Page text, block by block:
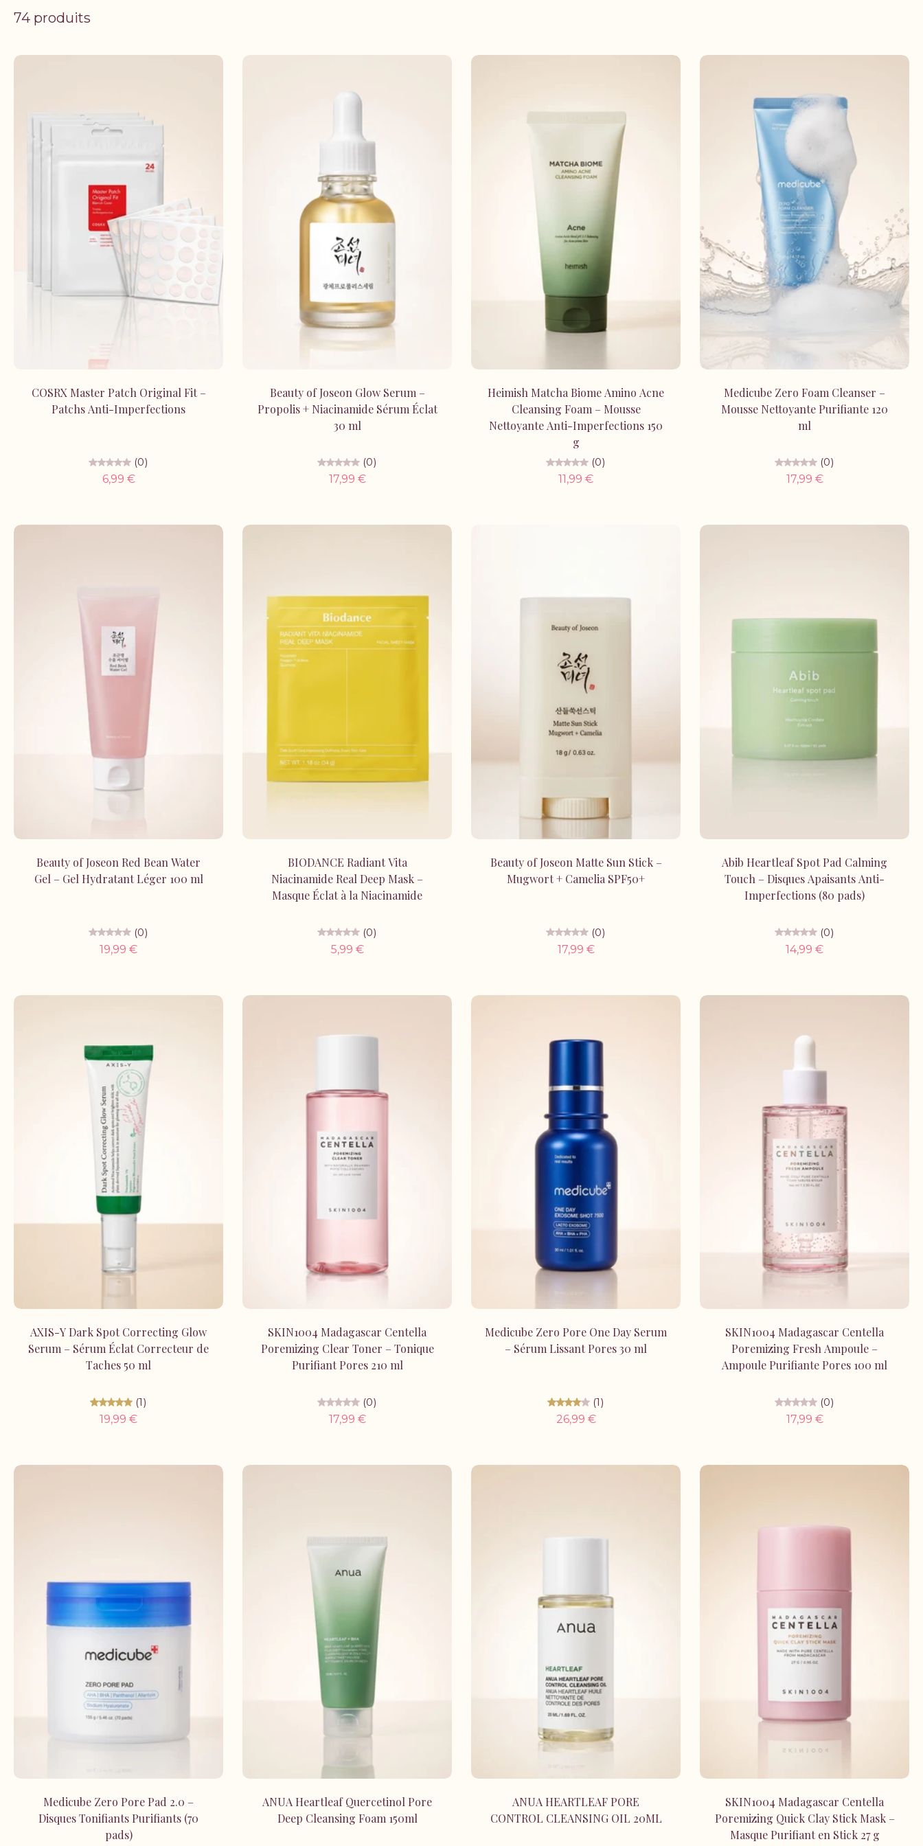
74 produits
COSRX Master Patch Original Fit –
Patchs Anti-Imperfections
(0)
6,99 €
Beauty of Joseon Glow Serum –
Propolis + Niacinamide Sérum Éclat
30 ml
(0)
17,99 €
Heimish Matcha Biome Amino Acne
Cleansing Foam – Mousse
Nettoyante Anti-Imperfections 150
g
(0)
11,99 €
Medicube Zero Foam Cleanser –
Mousse Nettoyante Purifiante 120
ml
(0)
17,99 €
Beauty of Joseon Red Bean Water
Gel – Gel Hydratant Léger 100 ml
(0)
19,99 €
BIODANCE Radiant Vita
Niacinamide Real Deep Mask –
Masque Éclat à la Niacinamide
(0)
5,99 €
Beauty of Joseon Matte Sun Stick –
Mugwort + Camelia SPF50+
(0)
17,99 €
Abib Heartleaf Spot Pad Calming
Touch – Disques Apaisants Anti-
Imperfections (80 pads)
(0)
14,99 €
AXIS-Y Dark Spot Correcting Glow
Serum – Sérum Éclat Correcteur de
Taches 50 ml
(1)
19,99 €
SKIN1004 Madagascar Centella
Poremizing Clear Toner – Tonique
Purifiant Pores 210 ml
(0)
17,99 €
Medicube Zero Pore One Day Serum
– Sérum Lissant Pores 30 ml
(1)
26,99 €
SKIN1004 Madagascar Centella
Poremizing Fresh Ampoule –
Ampoule Purifiante Pores 100 ml
(0)
17,99 €
Medicube Zero Pore Pad 2.0 –
Disques Tonifiants Purifiants (70
pads)
ANUA Heartleaf Quercetinol Pore
Deep Cleansing Foam 150ml
ANUA HEARTLEAF PORE
CONTROL CLEANSING OIL 20ML
SKIN1004 Madagascar Centella
Poremizing Quick Clay Stick Mask –
Masque Purifiant en Stick 27 g